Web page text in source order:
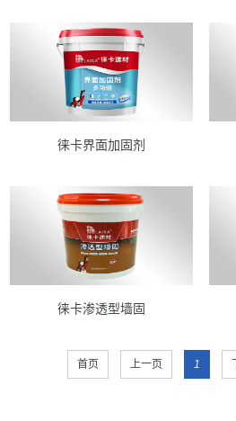
徕卡界面加固剂
徕卡渗透型墙固
首页 上一页 1